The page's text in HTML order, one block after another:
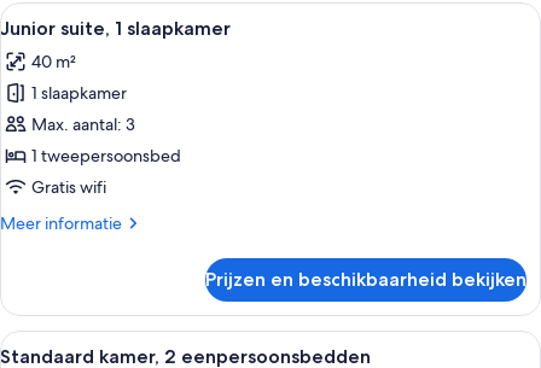
kingsize
Alle
foto's
voor
Junior
suite,
1
slaapkamer
Een moderne hotelkamer met een
12
Junior suite, 1 slaapkamer
40 m²
1 slaapkamer
Max. aantal: 3
1 tweepersoonsbed
Gratis wifi
Meer informatie
Meer
suite,
slaapkamer
Prijzen en beschikbaarheid bekijken
Alle
Hotelkamer met twee bedden, een
9
Standaard kamer, 2 eenpersoonsbedden